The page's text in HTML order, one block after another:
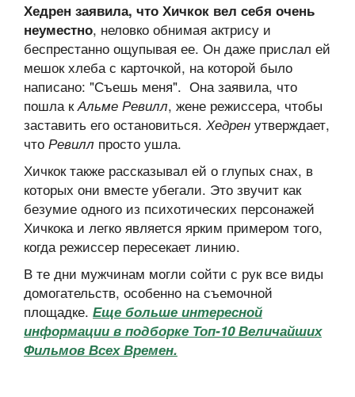
Хедрен заявила, что Хичкок вел себя очень
неуместно, неловко обнимая актрису и
беспрестанно ощупывая ее. Он даже прислал ей
мешок хлеба с карточкой, на которой было
написано: "Съешь меня". Она заявила, что
пошла кАльме Ревилл, жене режиссера, чтобы
заставить его остановиться. Хедрен утверждает,
что Ревилл просто ушла.
Хичкок также рассказывал ей о глупых снах, в
которых они вместе убегали. Это звучит как
безумие одного из психотических персонажей
Хичкока и легко является ярким примером того,
когда режиссер пересекает линию.
В те дни мужчинам могли сойти с рук все виды
домогательств, особенно на съемочной
площадке. Еще больше интересной
информации в подборке Топ-10 Величайших
Фильмов Всех Времен.